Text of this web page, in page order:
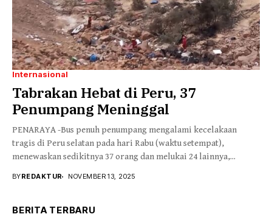
Internasional
Tabrakan Hebat di Peru, 37
Penumpang Meninggal
PENARAYA -Bus penuh penumpang mengalami kecelakaan
tragis di Peru selatan pada hari Rabu (waktu setempat),
menewaskan sedikitnya 37 orang dan melukai 24 lainnya,...
BYREDAKTUR NOVEMBER 13, 2025
BERITA TERBARU